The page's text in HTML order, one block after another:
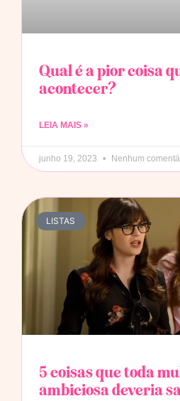
Qual é a pior coisa
acontecer?
LEIA MAIS »
junho 19, 2023 Nenhum
LISTAS
5 coisas que toda
ambiciosa deveria